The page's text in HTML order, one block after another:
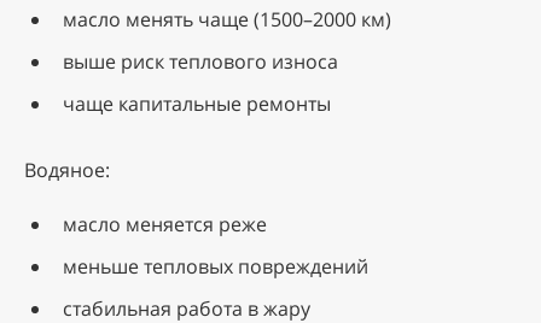
масло менять чаще (1500–2000 км)
выше риск теплового износа
чаще капитальные ремонты
Водяное:
масло меняется реже
меньше тепловых повреждений
стабильная работа в жару